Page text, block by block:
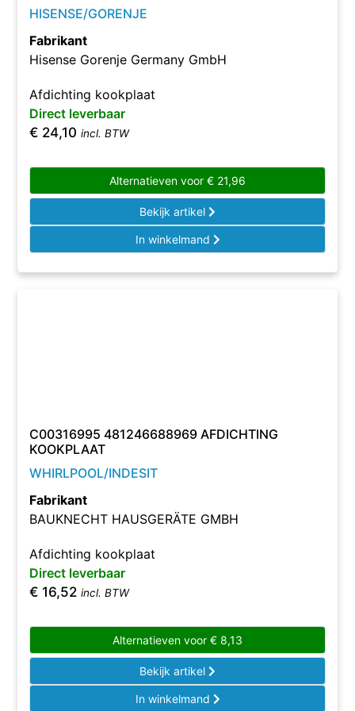
HISENSE/GORENJE
Fabrikant
Hisense Gorenje Germany GmbH
Afdichting kookplaat
Direct leverbaar
€ 24,10 incl. BTW
Alternatieven voor € 21,96
Bekijk artikel
In winkelmand
C00316995 481246688969 AFDICHTING
KOOKPLAAT
WHIRLPOOL/INDESIT
Fabrikant
BAUKNECHT HAUSGERÄTE GMBH
Afdichting kookplaat
Direct leverbaar
€ 16,52 incl. BTW
Alternatieven voor € 8,13
Bekijk artikel
In winkelmand